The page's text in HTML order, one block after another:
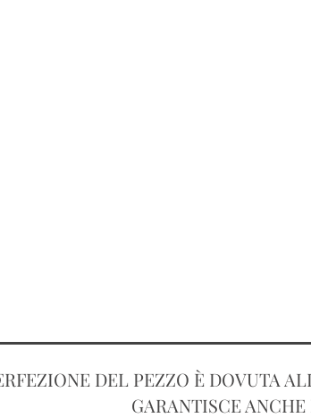
DEL PEZZO È DOVUTA
GARANTISCE